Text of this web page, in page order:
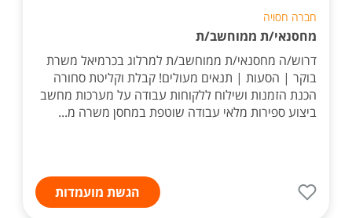
חברה חסויה
מחסנאי/ת ממוחשב/ת
דרוש/ה מחסנאי/ת ממוחשב/ת למרלוג בכרמיאל משרת
בוקר | הסעות | תנאים מעולים! קבלת וקליטת סחורה
הכנת הזמנות ושילוח ללקוחות עבודה על מערכות מחשב
ביצוע ספירות מלאי עבודה שוטפת במחסן משרה מ...
הגשת מועמדות